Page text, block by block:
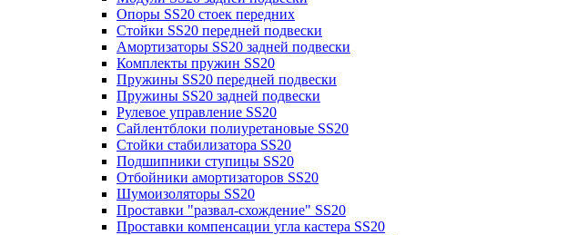
Опоры SS20 стоек передних
Стойки SS20 передней подвески
Амортизаторы SS20 задней подвески
Комплекты пружин SS20
Пружины SS20 передней подвески
Пружины SS20 задней подвески
Рулевое управление SS20
Сайлентблоки полиуретановые SS20
Стойки стабилизатора SS20
Подшипники ступицы SS20
Отбойники амортизаторов SS20
Шумоизоляторы SS20
Проставки "развал-схождение" SS20
Проставки компенсации угла кастера SS20